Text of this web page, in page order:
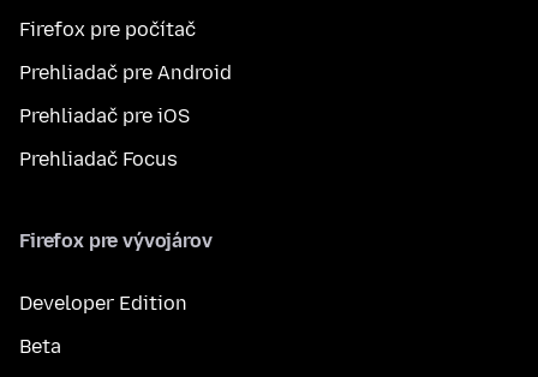
Firefox pre počítač
Prehliadač pre Android
Prehliadač pre iOS
Prehliadač Focus
Firefox pre vývojárov
Developer Edition
Beta